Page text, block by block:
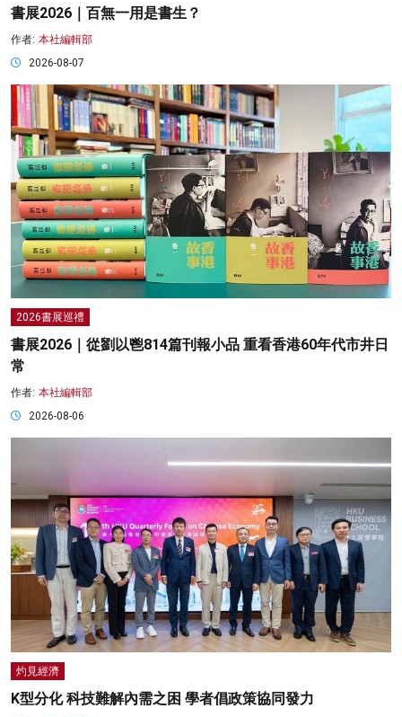
書展2026｜百無一用是書生？
作者: 本社編輯部
2026-08-07
2026書展巡禮
書展2026｜從劉以鬯814篇刊報小品 重看香港60年代市井日
常
作者: 本社編輯部
2026-08-06
灼見經濟
K型分化 科技難解內需之困 學者倡政策協同發力